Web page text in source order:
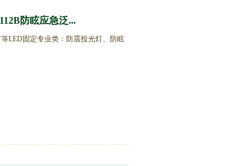
防眩应急泛...
LED固定专业类：防震投光灯、防眩